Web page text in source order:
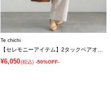
Te chichi
¥6,050(税込) -50%OFF-